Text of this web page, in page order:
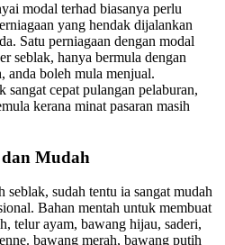
modal terhad biasanya perlu
yang hendak dijalankan
Satu perniagaan dengan modal
seblak, hanya bermula dengan
anda boleh mula menjual.
sangat cepat pulangan pelaburan,
kerana minat pasaran masih
Mudah
seblak, sudah tentu ia sangat mudah
Bahan mentah untuk membuat
telur ayam, bawang hijau, saderi,
bawang merah, bawang putih